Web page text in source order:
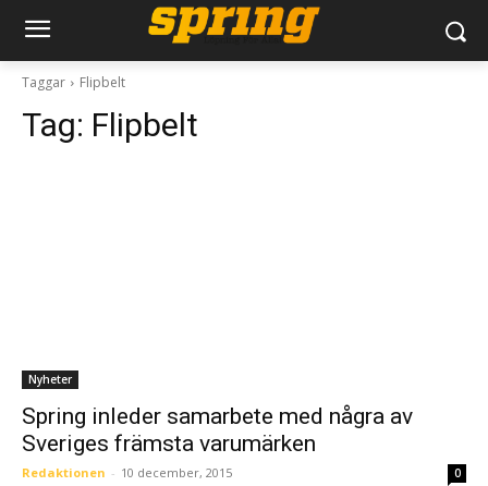
Taggar Flipbelt
Tag: Flipbelt
Nyheter
Spring inleder samarbete med några av
Sveriges främsta varumärken
Redaktionen - 10 december, 2015 0